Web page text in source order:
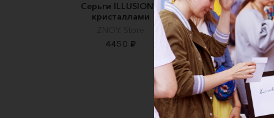
Серьги ILLUSION с
кристаллами
ZNOY Store
4450 ₽
Серьги из бисера
"Палестина"
Anna Golubeva
Embroidery
2500 ₽